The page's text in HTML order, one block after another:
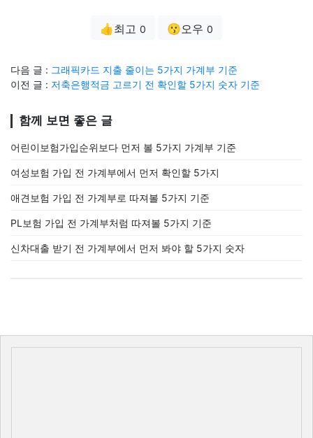
👍최고 0 😗오우 0
다음 글 : 그래픽카드 지출 줄이는 5가지 가계부 기준
이전 글 : 저축은행적금 고르기 전 확인할 5가지 숫자 기준
함께 보면 좋은 글
어린이보험가입순위보다 먼저 볼 5가지 가계부 기준
여성보험 가입 전 가계부에서 먼저 확인할 5가지
애견보험 가입 전 가계부로 따져볼 5가지 기준
PL보험 가입 전 가계부처럼 따져볼 5가지 기준
신차대출 받기 전 가계부에서 먼저 봐야 할 5가지 숫자